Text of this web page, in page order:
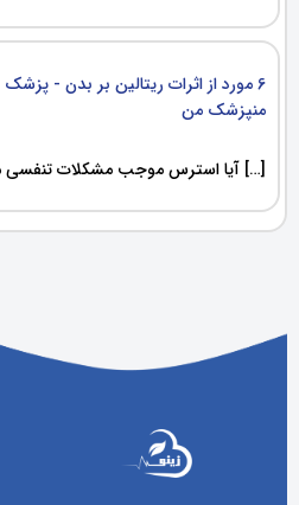
6 مورد از اثرات ریتالین بر بدن - پزشک
منپزشک من
[…] آیا استرس موجب مشکلات تنفسی